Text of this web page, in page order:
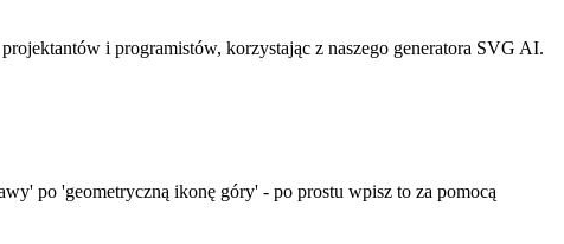
i programistów, korzystając z naszego generatora SVG AI.
po 'geometryczną ikonę góry' - po prostu wpisz to za pomocą